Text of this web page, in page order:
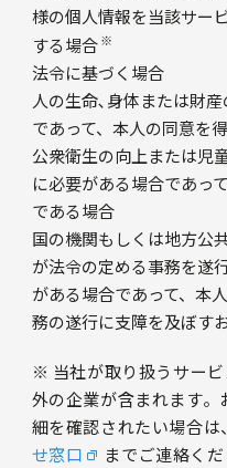
様の個人情報を当該サー
する場合 ※
法令に基づく場合
人の生命､身体または財
であって、本人の同意を
公衆衛生の向上または児
に必要がある場合であっ
である場合
国の機関もしくは地方公
が法令の定める事務を遂
がある場合であって、本
務の遂行に支障を及ぼす
※ 当社が取り扱うサー
外の企業が含まれます
細を確認されたい場合は、
せ窓口
までご連絡くだ